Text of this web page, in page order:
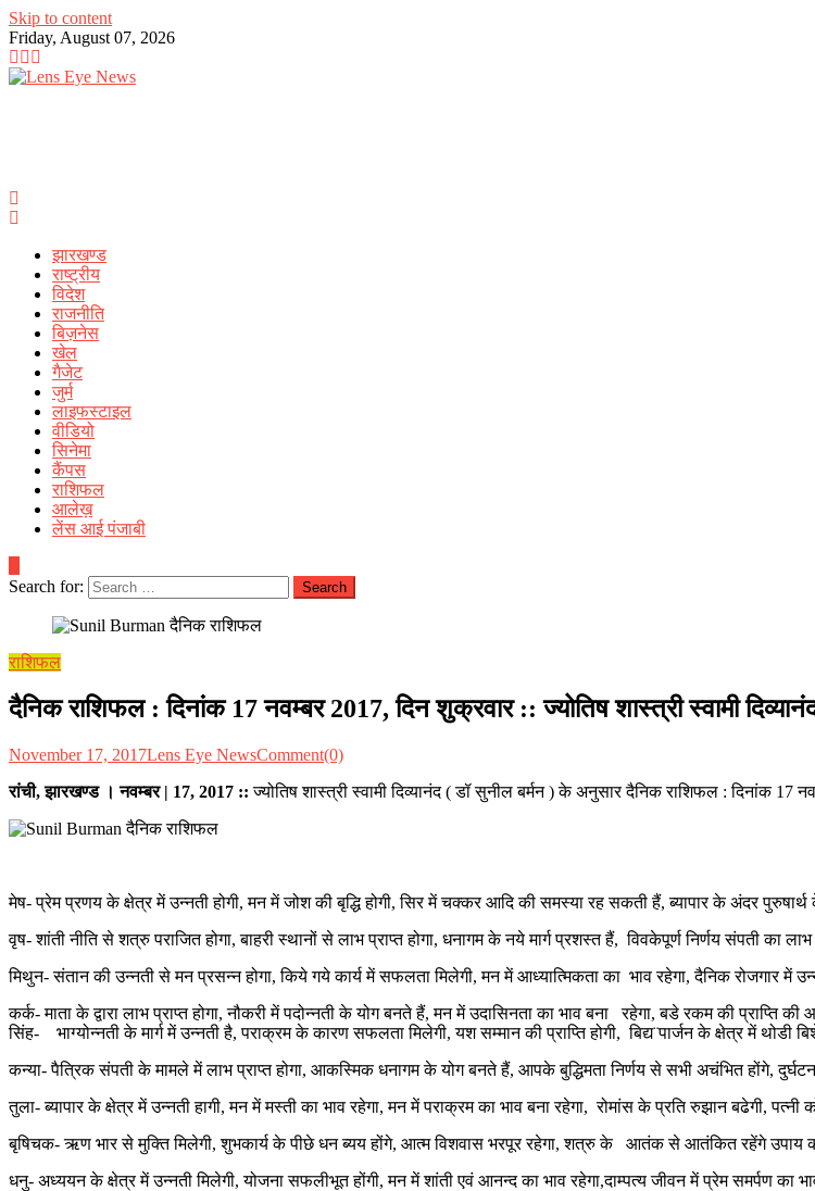
Skip to content
Friday, August 07, 2026
झारखण्ड
राष्ट्रीय
विदेश
राजनीति
बिज़नेस
खेल
गैजेट
जुर्म
लाइफस्टाइल
वीडियो
सिनेमा
कैंपस
राशिफल
आलेख़
लेंस आई पंजाबी
Search for:
राशिफल
दैनिक राशिफल : दिनांक 17 नवम्बर 2017, दिन शुक्रवार :: ज्योतिष शास्त्री स्वामी
November 17, 2017Lens Eye NewsComment(0)
रांची, झारखण्ड । नवम्बर | 17, 2017 :: ज्योतिष शास्त्री स्वामी दिव्यानंद ( डॉ सुनील बर्मन ) के अनुसार दैनिक राशिफल : दिनांक 17
मेष- प्रेम प्रणय के क्षेत्र में उन्नती होगी, मन में जोश की बृद्धि होगी, सिर में चक्कर आदि की समस्या रह सकती हैं, ब्यापार के अंदर
वृष- शांती नीति से शत्रु पराजित होगा, बाहरी स्थानों से लाभ प्राप्त होगा, धनागम के नये मार्ग प्रशस्त हैं, विवकेपूर्ण निर्णय संपती का लाभ
मिथुन- संतान की उन्नती से मन प्रसन्न होगा, किये गये कार्य में सफलता मिलेगी, मन में आध्यात्मिकता का भाव रहेगा, दैनिक रोजगार
कर्क- माता के द्वारा लाभ प्राप्त होगा, नौकरी में पदोन्नती के योग बनते हैं, मन में उदासिनता का भाव बना रहेगा, बडे रकम की
सिंह- भाग्योन्नती के मार्ग में उन्नती है, पराक्रम के कारण सफलता मिलेगी, यश सम्मान की प्राप्ति होगी, बिद्य¨पार्जन के क्षेत्र में
कन्या- पैत्रिक संपती के मामले में लाभ प्राप्त होगा, आकस्मिक धनागम के योग बनते हैं, आपके बुद्धिमता निर्णय से सभी अचंभित होंगे,
तुला- ब्यापार के क्षेत्र में उन्नती हागी, मन में मस्ती का भाव रहेगा, मन में पराक्रम का भाव बना रहेगा, रोमांस के प्रति रुझान बढेगी,
बृषिचक- ऋण भार से मुक्ति मिलेगी, शुभकार्य के पीछे धन ब्यय होंगे, आत्म विशवास भरपूर रहेगा, शत्रु के आतंक से आतंकित रहेंगे उपाय
धनु- अध्ययन के क्षेत्र में उन्नती मिलेगी, योजना सफलीभूत होंगी, मन में शांती एवं आनन्द का भाव रहेगा,दाम्पत्य जीवन में प्रेम समर्पण